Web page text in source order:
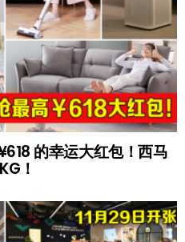
的幸运大红包！西马
！